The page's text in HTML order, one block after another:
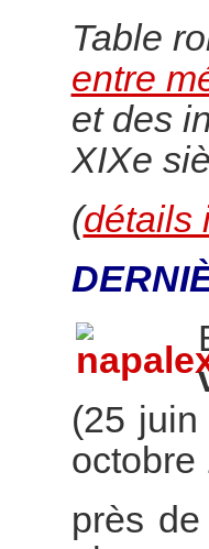
Table
entre
et des
XIXe
(détails
(25
octobre
près